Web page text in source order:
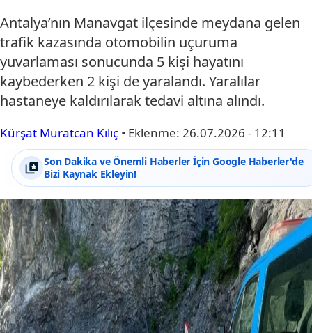
Antalya’nın Manavgat ilçesinde meydana gelen
trafik kazasında otomobilin uçuruma
yuvarlaması sonucunda 5 kişi hayatını
kaybederken 2 kişi de yaralandı. Yaralılar
hastaneye kaldırılarak tedavi altına alındı.
Kürşat Muratcan Kılıç • Eklenme: 26.07.2026 - 12:11
Son Dakika ve Önemli Haberler İçin Google Haberler'de
Bizi Kaynak Ekleyin!